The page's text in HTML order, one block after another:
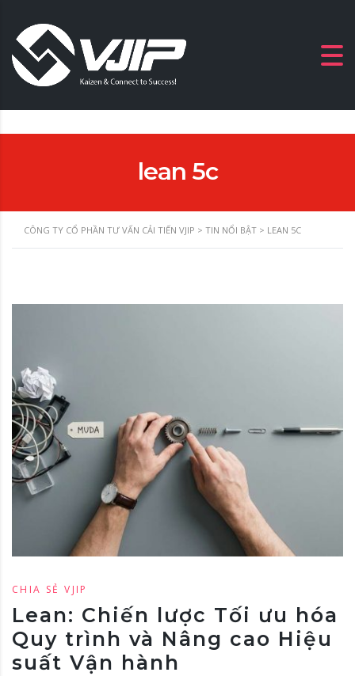
lean 5c
CÔNG TY CỔ PHẦN TƯ VẤN CẢI TIẾN VJIP > TIN NỔI BẬT > LEAN 5C
CHIA SẺ VJIP
Lean: Chiến lược Tối ưu hóa
Quy trình và Nâng cao Hiệu
suất Vận hành